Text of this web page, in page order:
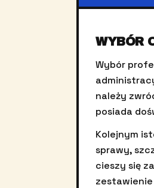
WYBÓR
Wybór
należy
posiada
Kolejnym
sprawy,
cieszy się